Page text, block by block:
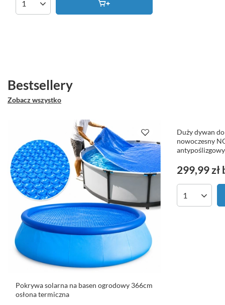
Ilość produktów
Bestsellery
Zobacz wszystko
Pokrywa solarna na basen ogrodowy 366cm
osłona termiczna
Duży dywan
nowoczesny
antypoślizgowy
299,99 zł
Ilość